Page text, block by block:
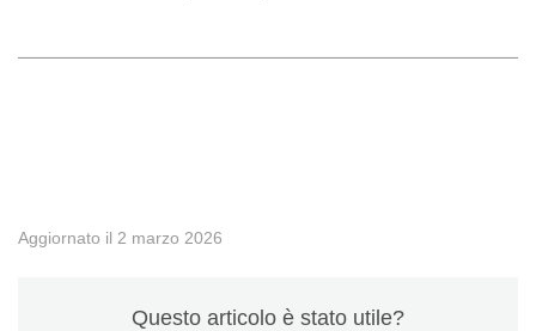
Aggiornato il 2 marzo 2026
Questo articolo è stato utile?